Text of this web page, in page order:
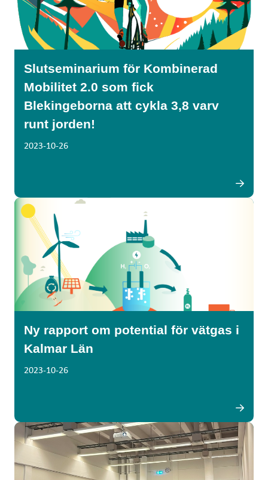
Slutseminarium för Kombinerad
Mobilitet 2.0 som fick
Blekingeborna att cykla 3,8 varv
runt jorden!
2023-10-26
Ny rapport om potential för vätgas i
Kalmar Län
2023-10-26